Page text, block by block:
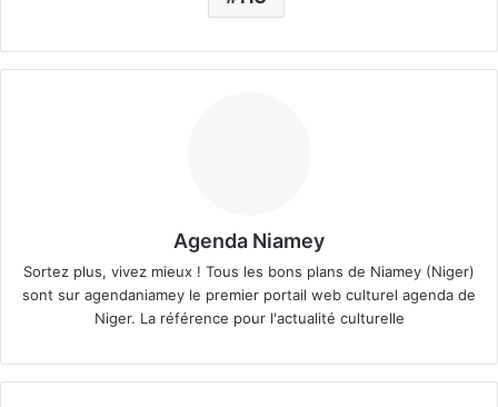
Agenda Niamey
Sortez plus, vivez mieux ! Tous les bons plans de Niamey (Niger)
sont sur agendaniamey le premier portail web culturel agenda de
Niger. La référence pour l'actualité culturelle